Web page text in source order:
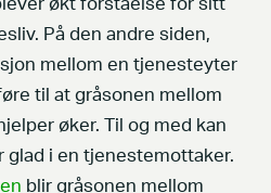
økt forståelse for sitt
På den andre siden,
mellom en tjenesteyter
til at gråsonen mellom
øker. Til og med kan
glad i en tjenestemottaker.
blir gråsonen mellom